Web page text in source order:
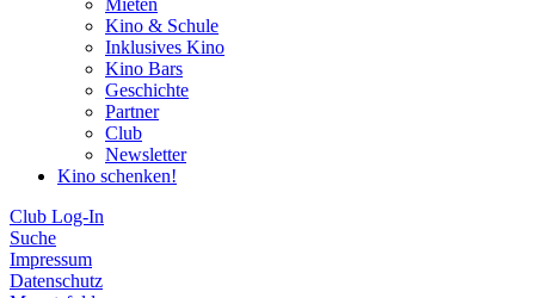
Kino & Schule
Inklusives Kino
Kino Bars
Geschichte
Partner
Club
Newsletter
Kino schenken!
Club Log-In
Suche
Impressum
Datenschutz